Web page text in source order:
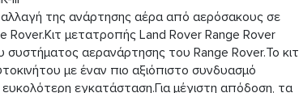
της ανάρτησης αέρα από αερόσακους σε
Rover.Kιτ μετατροπής Land Rover Range Rover
αερανάρτησης του Range Rover.Το κιτ
με έναν πιο αξιόπιστο συνδυασμό
εγκατάσταση.Για μέγιστη απόδοση, τα